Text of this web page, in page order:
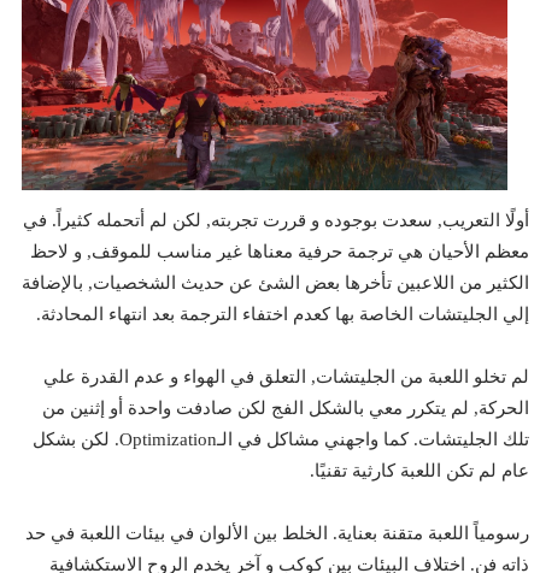
أولًا التعريب, سعدت بوجوده و قررت تجربته, لكن لم أتحمله كثيراً. في
معظم الأحيان هي ترجمة حرفية معناها غير مناسب للموقف, و لاحظ
الكثير من اللاعبين تأخرها بعض الشئ عن حديث الشخصيات, بالإضافة
إلي الجليتشات الخاصة بها كعدم اختفاء الترجمة بعد انتهاء المحادثة.
لم تخلو اللعبة من الجليتشات, التعلق في الهواء و عدم القدرة علي
الحركة, لم يتكرر معي بالشكل الفج لكن صادفت واحدة أو إثنين من
تلك الجليتشات. كما واجهني مشاكل في الـOptimization. لكن بشكل
عام لم تكن اللعبة كارثية تقنيًا.
رسومياً اللعبة متقنة بعناية. الخلط بين الألوان في بيئات اللعبة في حد
ذاته فن. اختلاف البيئات بين كوكب و آخر يخدم الروح الاستكشافية